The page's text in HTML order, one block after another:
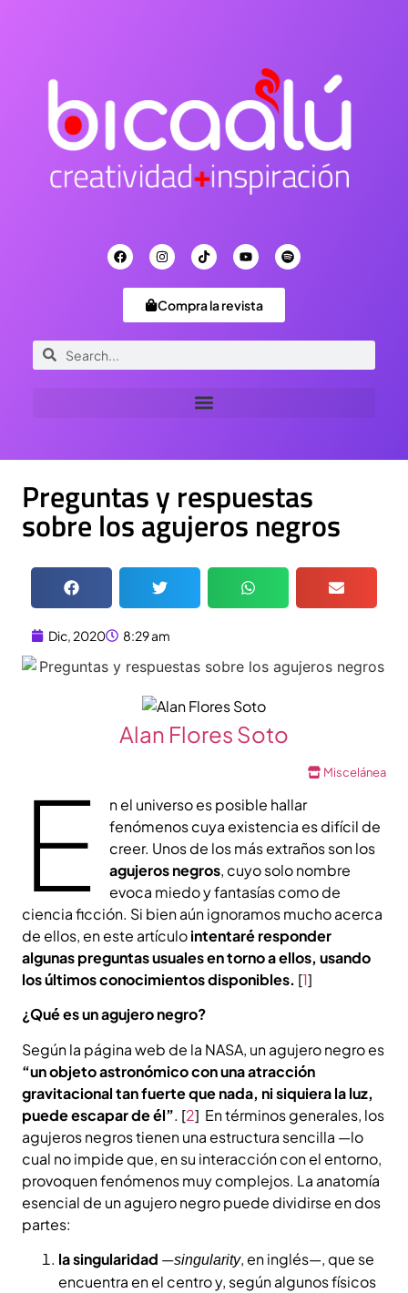
Compra la revista
Preguntas y respuestas
sobre los agujeros negros
Dic, 2020 8:29 am
Alan Flores Soto
Miscelánea
E
n el universo es posible hallar
fenómenos cuya existencia es difícil de
creer. Unos de los más extraños son los
agujeros negros, cuyo solo nombre
evoca miedo y fantasías como de
ciencia ficción. Si bien aún ignoramos mucho acerca
de ellos, en este artículointentaré responder
algunas preguntas usuales en torno a ellos, usando
los últimos conocimientos disponibles. [1]
¿Qué es un agujero negro?
Según la página web de la NASA, un agujero negro es
“un objeto astronómico con una atracción
gravitacional tan fuerte que nada, ni siquiera la luz,
puede escapar de él”. [2] En términos generales, los
agujeros negros tienen una estructura sencilla —lo
cual no impide que, en su interacción con el entorno,
provoquen fenómenos muy complejos. La anatomía
esencial de un agujero negro puede dividirse en dos
partes:
la singularidad —singularity, en inglés—, que se
encuentra en el centro y, según algunos físicos